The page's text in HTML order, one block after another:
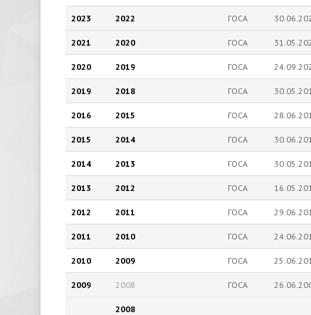
2023 2022 ГОСА
2021 2020 ГОСА
2020 2019 ГОСА
2019 2018 ГОСА
2016 2015 ГОСА
2015 2014 ГОСА
2014 2013 ГОСА
2013 2012 ГОСА
2012 2011 ГОСА
2011 2010 ГОСА
2010 2009 ГОСА
2009 2008 ГОСА
2008